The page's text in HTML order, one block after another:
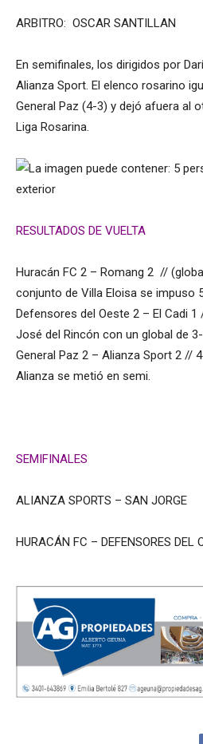
ARBITRO: OSCAR SANTILLAN
En semifinales, los dirigidos por
Alianza Sport. El elenco rosarino
General Paz (4-3) y dejó afuera al
Liga Rosarina.
RESULTADOS DE VUELTA
Huracán FC 2 – Romang 2 //
conjunto de Villa Eloisa se impuso
Defensores del Oeste 2 – El Cadi
José del Rincón con un global de 3-
General Paz 2 – Alianza Sport 2 //
Alianza se metió en semi.
SEMIFINALES
ALIANZA SPORTS – SAN JORGE
HURACÁN FC – DEFENSORES DEL